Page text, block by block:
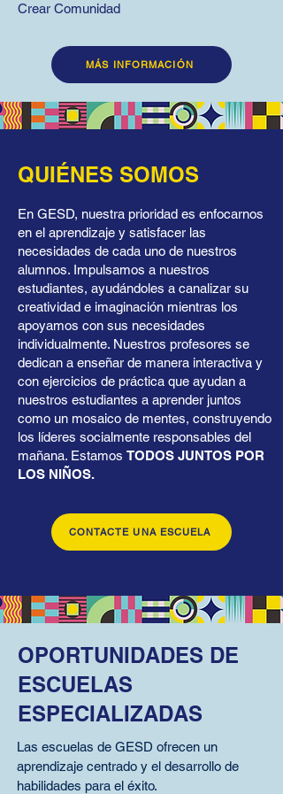
Crear Comunidad
MÁS INFORMACIÓN
QUIÉNES SOMOS
En GESD, nuestra prioridad es enfocarnos
en el aprendizaje y satisfacer las
necesidades de cada uno de nuestros
alumnos. Impulsamos a nuestros
estudiantes, ayudándoles a canalizar su
creatividad e imaginación mientras los
apoyamos con sus necesidades
individualmente. Nuestros profesores se
dedican a enseñar de manera interactiva y
con ejercicios de práctica que ayudan a
nuestros estudiantes a aprender juntos
como un mosaico de mentes, construyendo
los líderes socialmente responsables del
mañana. Estamos TODOS JUNTOS POR
LOS NIÑOS.
CONTACTE UNA ESCUELA
OPORTUNIDADES DE
ESCUELAS
ESPECIALIZADAS
​Las escuelas de GESD ofrecen un
aprendizaje centrado y el desarrollo de
habilidades para el éxito.